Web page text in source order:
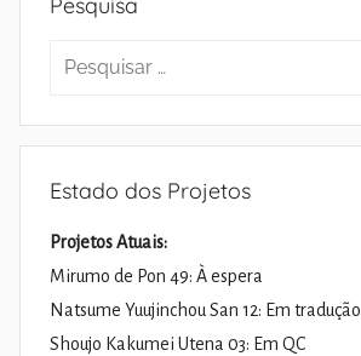
Pesquisa
Pesquisar
Estado dos Projetos
Projetos Atuais:
Mirumo de Pon 49: À espera
Natsume Yuujinchou San 12: Em tradução
Shoujo Kakumei Utena 03: Em QC